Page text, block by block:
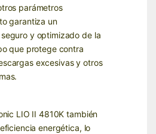
parámetros
garantiza un
y optimizado de la
que protege contra
excesivas y otros
LIO II 4810K también
energética, lo